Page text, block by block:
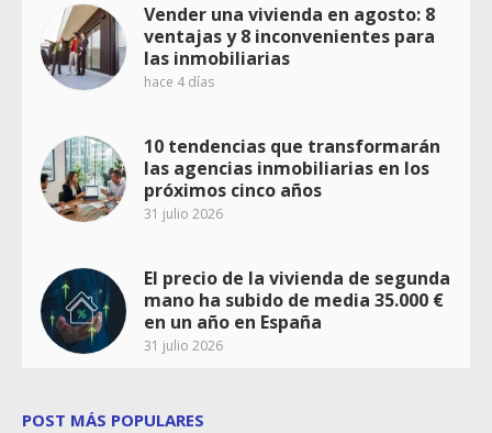
Vender una vivienda en agosto: 8
ventajas y 8 inconvenientes para
las inmobiliarias
hace 4 días
10 tendencias que transformarán
las agencias inmobiliarias en los
próximos cinco años
31 julio 2026
El precio de la vivienda de segunda
mano ha subido de media 35.000 €
en un año en España
31 julio 2026
POST MÁS POPULARES